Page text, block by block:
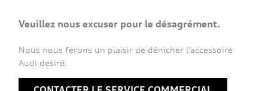
Veuillez nous excuser pour le désagrément.
Nous nous ferons un plaisir de dénicher l'accessoire
Audi desiré.